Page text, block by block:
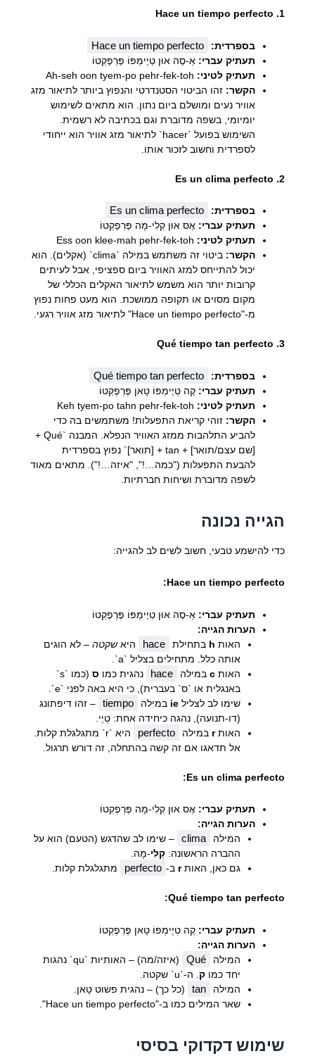
1. Hace un tiempo perfecto
בספרדית: Hace un tiempo perfecto
תעתיק עברי: אַ-סֶה אוּן טְיֶימְפּוֹ פֶּרְפֶקְטוֹ
תעתיק לטיני:
הקשר: זהו הביטוי הסטנדרטי והנפוץ ביותר לתיאור מזג
אוויר נעים ומושלם ביום נתון. הוא מתאים לשימוש
יומיומי, בשפה מדוברת וגם בכתיבה לא רשמית.
השימוש בפועל `hacer` לתיאור מזג אוויר הוא ייחודי
לספרדית וחשוב לזכור אותו.
2. Es un clima perfecto
בספרדית: Es un clima perfecto
תעתיק עברי: אֶס אוּן קְלִי-מָה פֶּרְפֶקְטוֹ
תעתיק לטיני:
הקשר:
ביטוי זה משתמש במילה `clima` (אקלים). הוא
יכול להתייחס למזג האוויר ביום ספציפי, אבל לעיתים
קרובות יותר הוא משמש לתיאור האקלים הכללי של
מקום מסוים או תקופה ממושכת. הוא מעט פחות נפוץ
מ-"Hace un tiempo perfecto" לתיאור מזג אוויר רגעי.
3. Qué tiempo tan perfecto
בספרדית: Qué tiempo tan perfecto
תעתיק עברי: קֶה טְיֶימְפּוֹ טָאן פֶּרְפֶקְטוֹ
תעתיק לטיני:
הקשר: זוהי קריאת התפעלות! משתמשים בה כדי
להביע התלהבות ממזג האוויר הנפלא. המבנה `Qué +
[שם עצם/תואר] + tan + [תואר]` נפוץ בספרדית
להבעת התפעלות ("כמה…!", "איזה…!"). מתאים מאוד
לשפה מדוברת ושיחות חברתיות.
הגייה נכונה
כדי להישמע טבעי, חשוב לשים לב להגייה:
Hace un tiempo perfecto:
תעתיק עברי: אַ-סֶה אוּן טְיֶימְפּוֹ פֶּרְפֶקְטוֹ
הערות הגייה:
האות h בתחילת hace היאשקטה– לא הוגים
אותה כלל. מתחילים בצליל `a`.
האות cבמילה hace נהגית כמו ס
(כמו `s`
באנגלית או `ס` בעברית), כי היא באה לפני `e`.
שימו לב לצליל ie במילה tiempo
– זהו דיפתונג
(דו-תנועה), נהגה כיחידה אחת: טְיֶי.
האותr במילה perfecto
היא `r` מתגלגלת קלות.
אל תדאגו אם זה קשה בהתחלה, זה דורש תרגול.
Es un clima perfecto:
תעתיק עברי: אֶס אוּן קְלִי-מָה פֶּרְפֶקְטוֹ
הערות הגייה:
המילה
clima
– שימו לב שהדגש (הטעם) הוא על
ההברה הראשונה: קְלִי-מָה.
גם כאן, האותr ב- perfecto מתגלגלת קלות.
Qué tiempo tan perfecto:
תעתיק עברי: קֶה טְיֶימְפּוֹ טָאן פֶּרְפֶקְטוֹ
הערות הגייה:
המילה
Qué
(איזה/מה) – האותיות `qu` נהגות
יחד כמו ק. ה-`u` שקטה.
המילה
tan
(כל כך) – נהגית פשוט טָאן.
שאר המילים כמו ב-"Hace un tiempo perfecto".
שימוש דקדוקי בסיסי